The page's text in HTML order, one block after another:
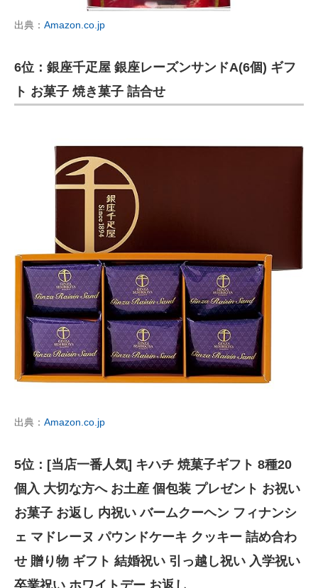
出典： Amazon.co.jp
6位：銀座千疋屋 銀座レーズンサンドA(6個) ギフ
ト お菓子 焼き菓子 詰合せ
出典： Amazon.co.jp
5位：[当店一番人気] キハチ 焼菓子ギフト 8種20
個入 大切な方へ お土産 個包装 プレゼント お祝い
お菓子 お返し 内祝い バームクーヘン フィナンシ
ェ マドレーヌ パウンドケーキ クッキー 詰め合わ
せ 贈り物 ギフト 結婚祝い 引っ越し祝い 入学祝い